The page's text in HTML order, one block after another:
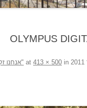
OLYMPUS
413 × 500 in
"אנחנו